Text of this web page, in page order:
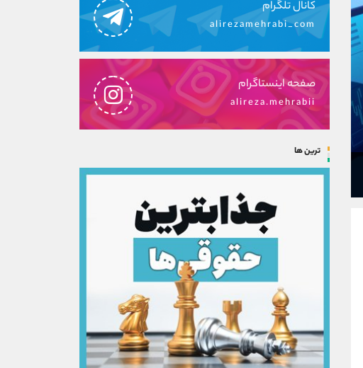
کانال تلگرام
alirezamehrabi_com
صفحه اینستاگرام
alireza.mehrabii
ترین ها